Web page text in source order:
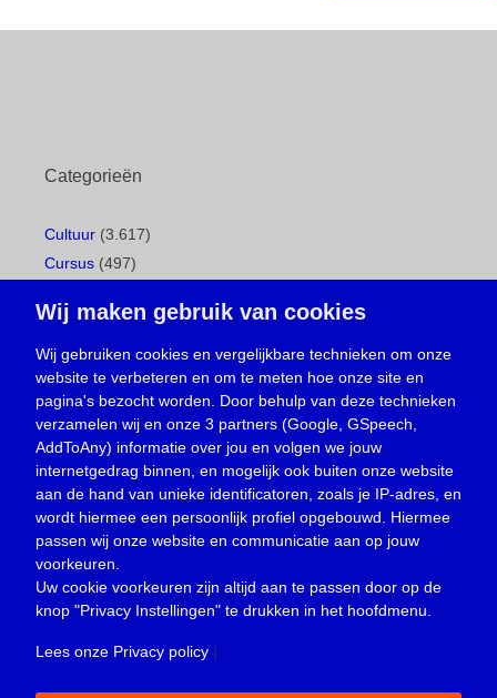
Categorieën
Cultuur (3.617)
Cursus (497)
Gemeentepagina(104)
Ingezonden brief(539)
Media(156)
Nieuws (23.330)
Oproep(734)
Overlijden(39)
Podcast(18)
prijsvraag (5)
Religie (1.438)
Service(226)
Wij maken gebruik van cookies
Wij gebruiken cookies en vergelijkbare technieken om onze
website te verbeteren en om te meten hoe onze site en
pagina's bezocht worden. Door behulp van deze technieken
verzamelen wij en onze 3 partners (Google, GSpeech,
AddToAny) informatie over jou en volgen we jouw
internetgedrag binnen, en mogelijk ook buiten onze website
aan de hand van unieke identificatoren, zoals je IP-adres, en
wordt hiermee een persoonlijk profiel opgebouwd. Hiermee
passen wij onze website en communicatie aan op jouw
voorkeuren.
Uw cookie voorkeuren zijn altijd aan te passen door op de
knop "Privacy Instellingen" te drukken in het hoofdmenu.
Lees onze Privacy policy |